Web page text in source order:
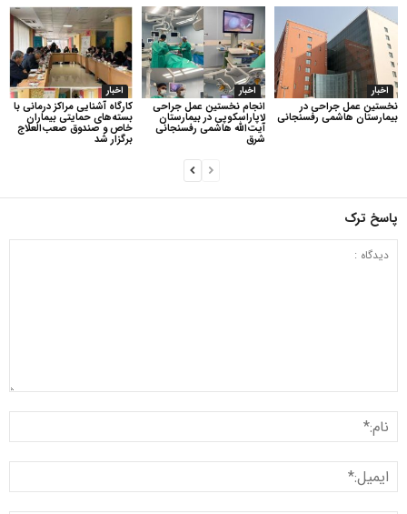
اخبار
کارگاه آشنایی مراکز درمانی با
بسته‌های حمایتی بیماران
خاص و صندوق صعب‌العلاج
برگزار شد
اخبار
انجام نخستین عمل جراحی
لاپاراسکوپی در بیمارستان
آیت‌الله هاشمی رفسنجانی
شرق
اخبار
نخستین عمل جراحی در
بیمارستان هاشمی رفسنجانی
پاسخ ترک